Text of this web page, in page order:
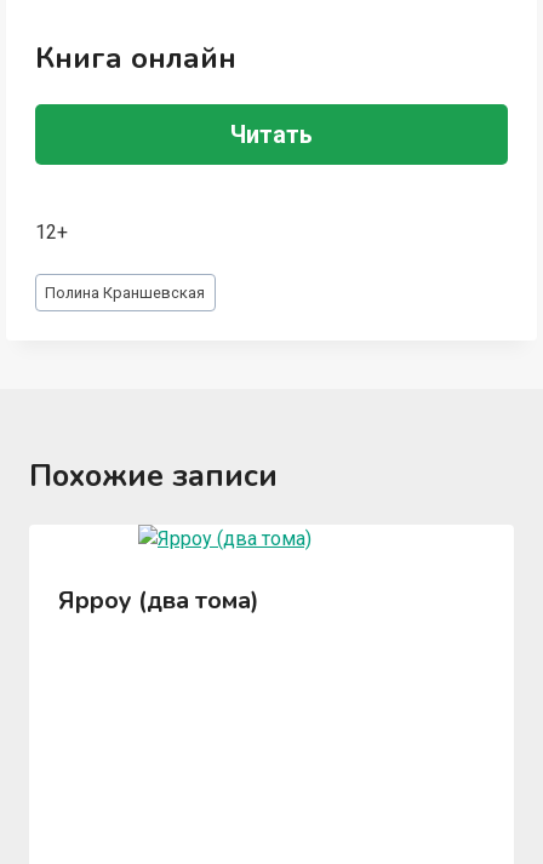
Книга онлайн
Читать
12+
Метки
записи:
Полина Краншевская
Похожие записи
Ярроу (два тома)